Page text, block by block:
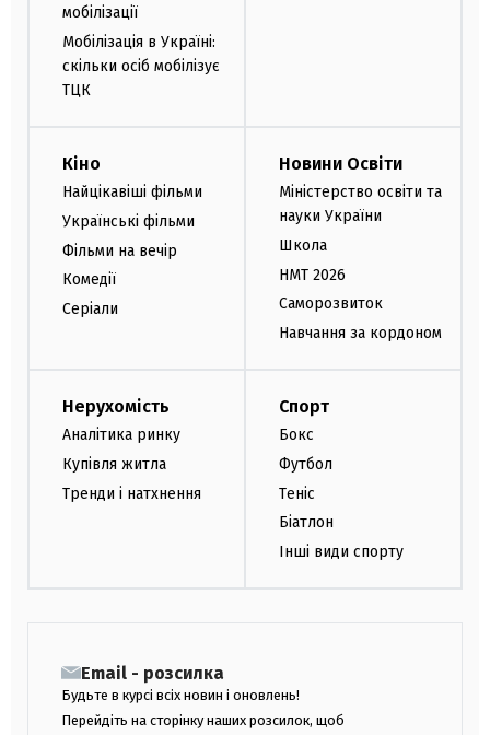
мобілізації
Мобілізація в Україні:
скільки осіб мобілізує
ТЦК
Кіно
Найцікавіші фільми
Українські фільми
Фільми на вечір
Комедії
Серіали
Новини Освіти
Міністерство освіти та
науки України
Школа
НМТ 2026
Саморозвиток
Навчання за кордоном
Нерухомість
Аналітика ринку
Купівля житла
Тренди і натхнення
Спорт
Бокс
Футбол
Теніс
Біатлон
Інші види спорту
Email - розсилка
Будьте в курсі всіх новин і оновлень!
Перейдіть на сторінку наших розсилок, щоб